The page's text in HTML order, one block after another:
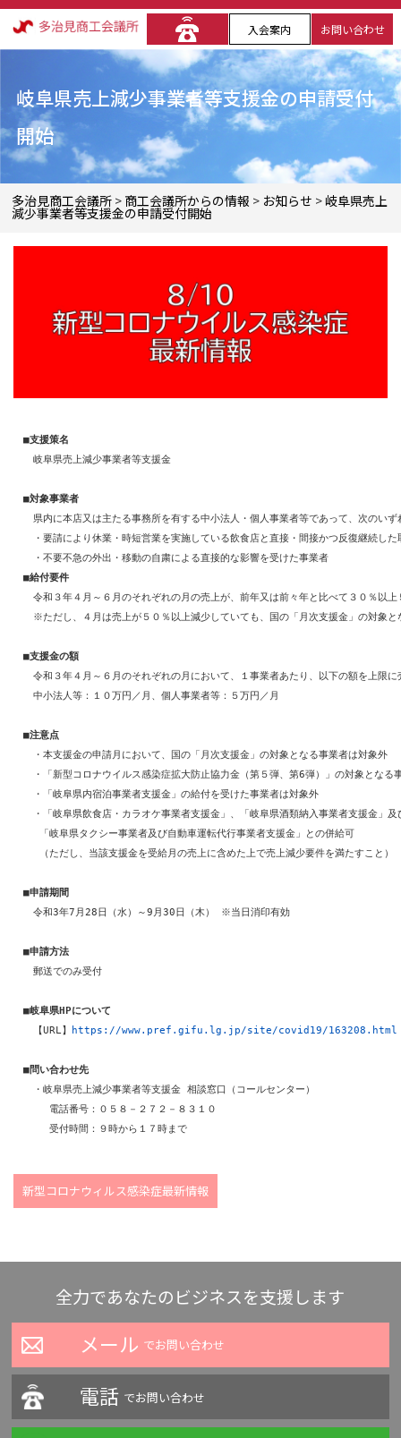
入会案内 お問い合わせ
岐阜県売上減少事業者等支援金の申請受付
開始
多治見商工会議所 > 商工会議所からの情報 > お知らせ > 岐阜県売上
減少事業者等支援金の申請受付開始
■支援策名
岐阜県売上減少事業者等支援金
■対象事業者
県内に本店又は主たる事務所を有する中小法人・個人事業者等であって、次のいず
・要請により休業・時短営業を実施している飲食店と直接・間接かつ反復継続した
■給付要件
令和３年４月～６月のそれぞれの月の売上が、前年又は前々年と比べて３０％以上
※ただし、４月は売上が５０％以上減少していても、国の「月次支援金」の対象と
■支援金の額
令和３年４月～６月のそれぞれの月において、１事業者あたり、以下の額を上限に
中小法人等：１０万円／月、個人事業者等：５万円／月
■注意点
・本支援金の申請月において、国の「月次支援金」の対象となる事業者は対象外
・「新型コロナウイルス感染症拡大防止協力金（第５弾、第6弾）」の対象となる
・「岐阜県内宿泊事業者支援金」の給付を受けた事業者は対象外
・「岐阜県飲食店・カラオケ事業者支援金」、「岐阜県酒類納入事業者支援金」及
「岐阜県タクシー事業者及び自動車運転代行事業者支援金」との併給可
（ただし、当該支援金を受給月の売上に含めた上で売上減少要件を満たすこと）
■申請期間
令和3年7月28日（水）～9月30日（木） ※当日消印有効
■申請方法
郵送でのみ受付
■岐阜県HPについて
【URL】 https://www.pref.gifu.lg.jp/site/covid19/163208.html
■問い合わせ先
・岐阜県売上減少事業者等支援金 相談窓口（コールセンター）
電話番号：０５８－２７２－８３１０
新型コロナウィルス感染症最新情報
全力であなたのビジネスを支援します
メール でお問い合わせ
電話 でお問い合わせ